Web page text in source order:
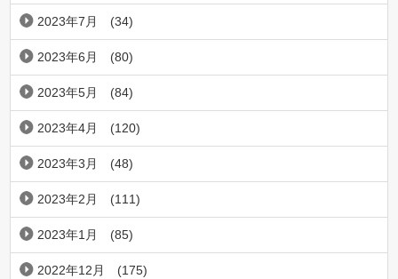
2023年7月 (34)
2023年6月 (80)
2023年5月 (84)
2023年4月 (120)
2023年3月 (48)
2023年2月 (111)
2023年1月 (85)
2022年12月 (175)